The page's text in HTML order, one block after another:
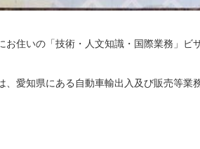
お住いの「技術・人文知識・国際業務」ビ
、愛知県にある自動車輸出入及び販売等業